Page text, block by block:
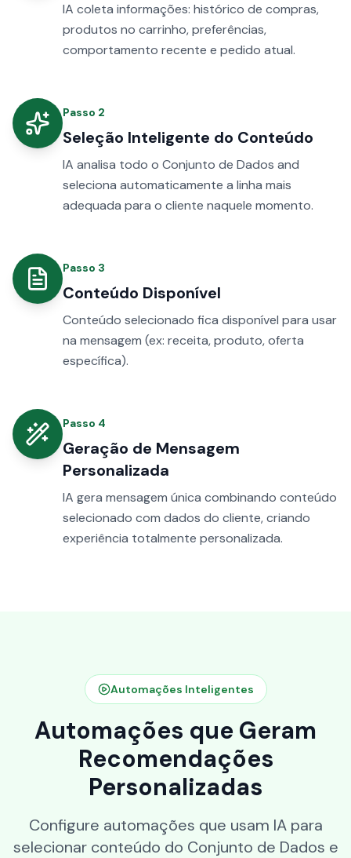
IA coleta informações: histórico de compras,
produtos no carrinho, preferências,
comportamento recente e pedido atual.
Passo 2
Seleção Inteligente do Conteúdo
IA analisa todo o Conjunto de Dados and
seleciona automaticamente a linha mais
adequada para o cliente naquele momento.
Passo 3
Conteúdo Disponível
Conteúdo selecionado fica disponível para usar
na mensagem (ex: receita, produto, oferta
específica).
Passo 4
Geração de Mensagem
Personalizada
IA gera mensagem única combinando conteúdo
selecionado com dados do cliente, criando
experiência totalmente personalizada.
Automações Inteligentes
Automações que Geram
Recomendações
Personalizadas
Configure automações que usam IA para
selecionar conteúdo do Conjunto de Dados e